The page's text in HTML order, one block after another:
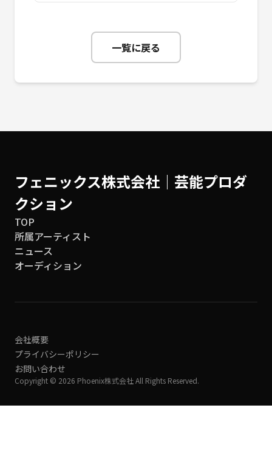
一覧に戻る
フェニックス株式会社│芸能プロダ
クション
TOP
所属アーティスト
ニュース
オーディション
会社概要
プライバシーポリシー
お問い合わせ
Copyright © 2026 Phoenix株式会社 All Rights Reserved.